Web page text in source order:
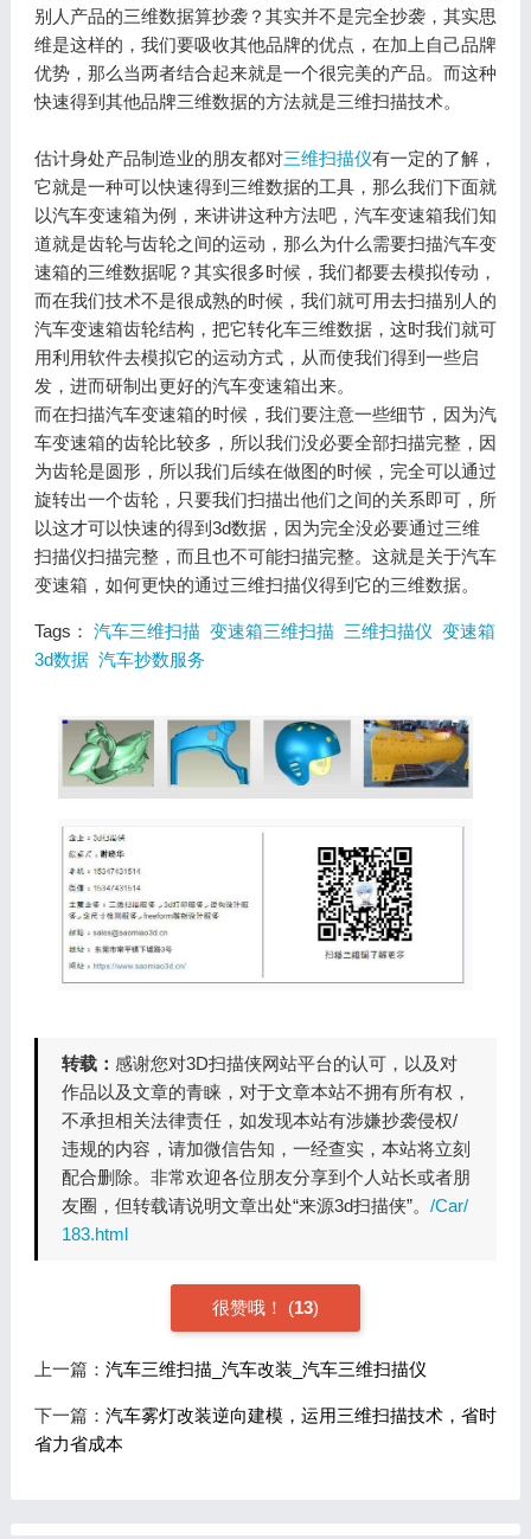
别人产品的三维数据算抄袭？其实并不是完全抄袭，其实思
维是这样的，我们要吸收其他品牌的优点，在加上自己品牌
优势，那么当两者结合起来就是一个很完美的产品。而这种
快速得到其他品牌三维数据的方法就是三维扫描技术。
估计身处产品制造业的朋友都对三维扫描仪有一定的了解，
它就是一种可以快速得到三维数据的工具，那么我们下面就
以汽车变速箱为例，来讲讲这种方法吧，汽车变速箱我们知
道就是齿轮与齿轮之间的运动，那么为什么需要扫描汽车变
速箱的三维数据呢？其实很多时候，我们都要去模拟传动，
而在我们技术不是很成熟的时候，我们就可用去扫描别人的
汽车变速箱齿轮结构，把它转化车三维数据，这时我们就可
用利用软件去模拟它的运动方式，从而使我们得到一些启
发，进而研制出更好的汽车变速箱出来。
而在扫描汽车变速箱的时候，我们要注意一些细节，因为汽
车变速箱的齿轮比较多，所以我们没必要全部扫描完整，因
为齿轮是圆形，所以我们后续在做图的时候，完全可以通过
旋转出一个齿轮，只要我们扫描出他们之间的关系即可，所
以这才可以快速的得到3d数据，因为完全没必要通过三维
扫描仪扫描完整，而且也不可能扫描完整。这就是关于汽车
变速箱，如何更快的通过三维扫描仪得到它的三维数据。
Tags： 汽车三维扫描 变速箱三维扫描 三维扫描仪 变速箱
3d数据 汽车抄数服务
转载： 感谢您对3D扫描侠网站平台的认可，以及对
作品以及文章的青睐，对于文章本站不拥有所有权，
不承担相关法律责任，如发现本站有涉嫌抄袭侵权/
违规的内容，请加微信告知，一经查实，本站将立刻
配合删除。非常欢迎各位朋友分享到个人站长或者朋
友圈，但转载请说明文章出处“来源3d扫描侠”。 /Car/
183.html
很赞哦！ (13)
上一篇： 汽车三维扫描_汽车改装_汽车三维扫描仪
下一篇： 汽车雾灯改装逆向建模，运用三维扫描技术，省时
省力省成本